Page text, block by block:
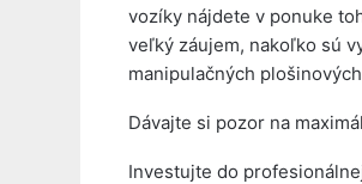
vozíky nájdete v ponuke
veľký záujem, nakoľko sú
manipulačných
Dávajte si pozor na
Investujte do